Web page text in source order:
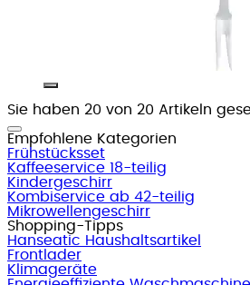
Sie haben 20 von 20 Artikeln
Empfohlene Kategorien
Frühstücksset
Kaffeeservice 18-teilig
Kindergeschirr
Kombiservice ab 42-teilig
Mikrowellengeschirr
Shopping-Tipps
Hanseatic Haushaltsartikel
Frontlader
Klimageräte